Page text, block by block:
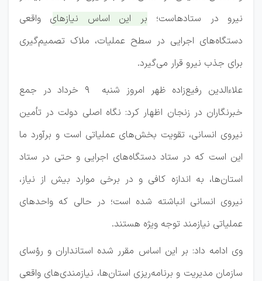
نیرو در ستادهاست؛ بر این اساس نیازهای واقعی
دستگاه‌های اجرایی در سطح عملیات، ملاک تصمیم‌گیری
برای جذب نیرو قرار می‌گیرد.
علاءالدین رفیع‌زاده ظهر امروز شنبه ۹ خرداد در جمع
خبرنگاران در زنجان اظهار کرد: نگاه اصلی دولت در تأمین
نیروی انسانی، تقویت بخش‌های عملیاتی است و برآورد ما
این است که در ستاد دستگاه‌های اجرایی و حتی در ستاد
استان‌ها، به اندازه کافی و در برخی موارد بیش از نیاز،
نیروی انسانی انباشته شده است؛ در حالی که واحدهای
عملیاتی نیازمند توجه ویژه هستند.
وی ادامه داد: بر این اساس مقرر شده استانداران و رؤسای
سازمان مدیریت و برنامه‌ریزی استان‌ها، نیازمندی‌های واقعی